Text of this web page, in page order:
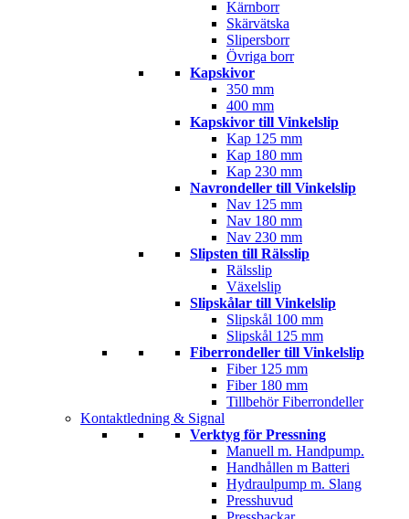
Kärnborr
Skärvätska
Slipersborr
Övriga borr
Kapskivor
350 mm
400 mm
Kapskivor till Vinkelslip
Kap 125 mm
Kap 180 mm
Kap 230 mm
Navrondeller till Vinkelslip
Nav 125 mm
Nav 180 mm
Nav 230 mm
Slipsten till Rälsslip
Rälsslip
Växelslip
Slipskålar till Vinkelslip
Slipskål 100 mm
Slipskål 125 mm
Fiberrondeller till Vinkelslip
Fiber 125 mm
Fiber 180 mm
Tillbehör Fiberrondeller
Kontaktledning & Signal
Verktyg för Pressning
Manuell m. Handpump.
Handhållen m Batteri
Hydraulpump m. Slang
Presshuvud